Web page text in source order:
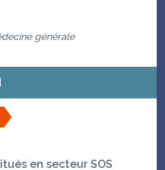
générale
en secteur SOS